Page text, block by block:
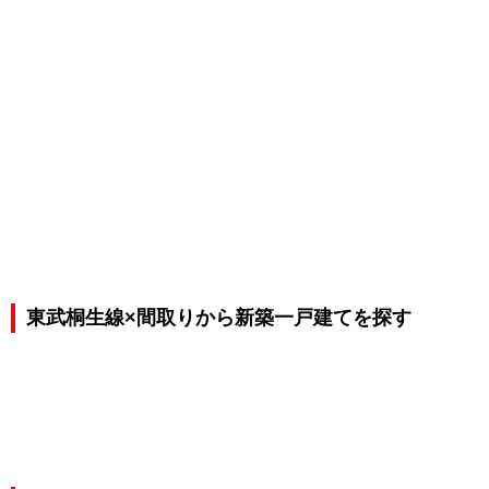
東武桐生線×間取りから新築一戸建てを探す